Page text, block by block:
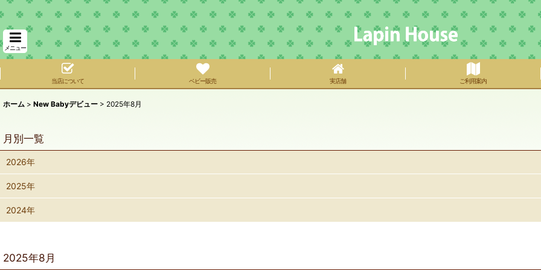
メニュー
当店について ベビー販売 実店舗 ご利用案内
ホーム > New Babyデビュー > 2025年8月
2025年8月
月別一覧
2026年
2025年
2024年